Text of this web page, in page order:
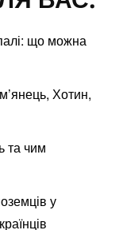
що можна
Хотин,
та чим
у